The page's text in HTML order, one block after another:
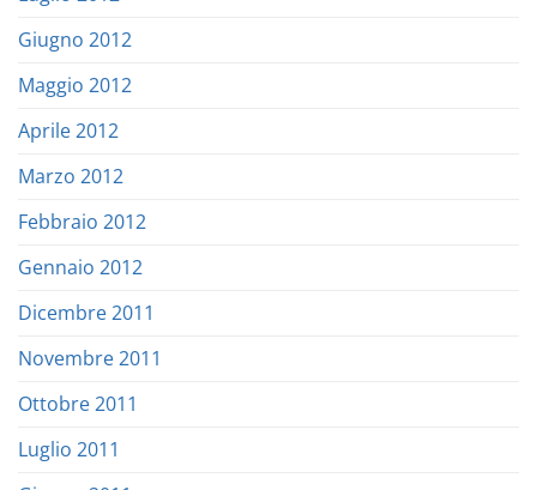
Giugno 2012
Maggio 2012
Aprile 2012
Marzo 2012
Febbraio 2012
Gennaio 2012
Dicembre 2011
Novembre 2011
Ottobre 2011
Luglio 2011